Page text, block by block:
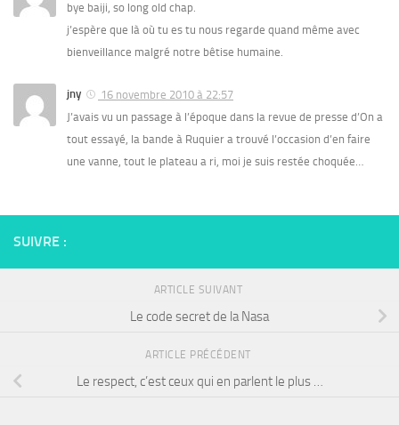
bye baiji, so long old chap.
j’espère que là où tu es tu nous regarde quand même avec
bienveillance malgré notre bêtise humaine.
jny
16 novembre 2010 à 22:57
J’avais vu un passage à l’époque dans la revue de presse d’On a
tout essayé, la bande à Ruquier a trouvé l’occasion d’en faire
une vanne, tout le plateau a ri, moi je suis restée choquée…
SUIVRE :
ARTICLE SUIVANT
Le code secret de la Nasa
ARTICLE PRÉCÉDENT
Le respect, c’est ceux qui en parlent le plus …